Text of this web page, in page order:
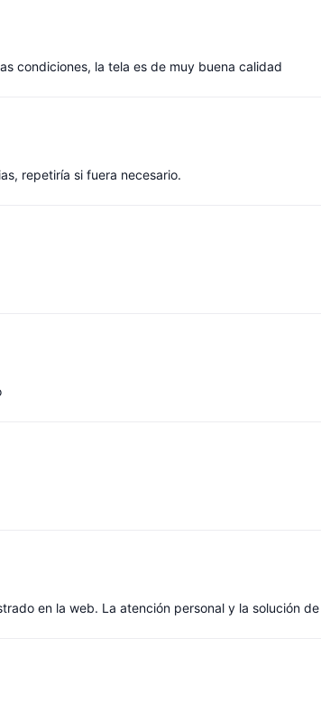
condiciones, la tela es de muy buena calidad
repetiría si fuera necesario.
en la web. La atención personal y la solución